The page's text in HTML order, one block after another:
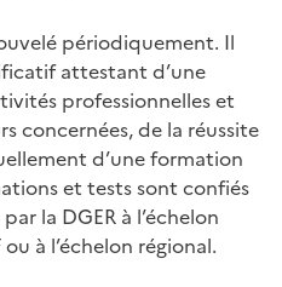
périodiquement. Il
attestant d’une
professionnelles et
concernées, de la réussite
d’une formation
et tests sont confiés
la DGER à l’échelon
à l’échelon régional.